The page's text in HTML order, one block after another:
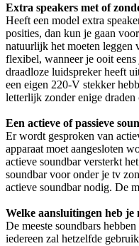
Extra speakers met of
Heeft een model extra
posities, dan kun je gaan
natuurlijk het moeten
flexibel, wanneer je ooit
draadloze luidspreker heeft
een eigen 220-V stekker
letterlijk zonder enige draden
Een actieve of passieve
Er wordt gesproken van
apparaat moet aangesloten
actieve soundbar versterkt
soundbar voor onder je tv
actieve soundbar nodig. De
Welke aansluitingen heb je
De meeste soundbars
iedereen zal hetzelfde